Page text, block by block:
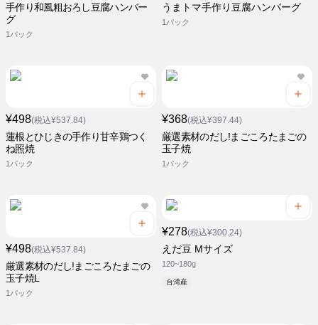
手作り和風粗おろし豆腐ハンバー
グ
1パック
うまトマ手作り豆腐ハンバーグ
1パック
¥498(税込¥537.84)
蓮根とひじきの手作り甘辛鶏つく
ね照焼
1パック
¥368(税込¥397.44)
厳選素材のだし!まごころたまごの
玉子焼
1パック
¥498(税込¥537.84)
厳選素材のだし!まごころたまごの
玉子焼L
1パック
¥278(税込¥300.24)
えだ豆 Mサイズ
120~180g
台湾産